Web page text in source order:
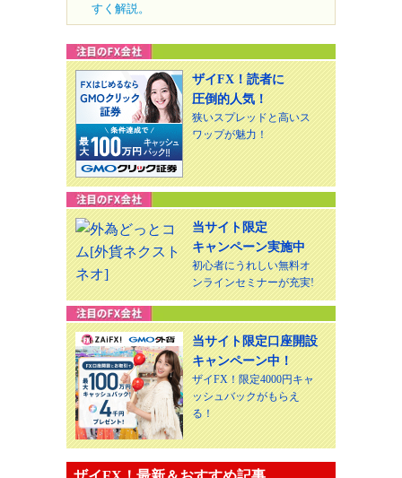
すく解説。
ザイFX！読者に
圧倒的人気！
狭いスプレッドと高いス
ワップが魅力！
当サイト限定
キャンペーン実施中
初心者にうれしい無料オ
ンラインセミナーが充実!
当サイト限定口座開設
キャンペーン中！
ザイFX！限定4000円キャ
ッシュバックがもらえ
る！